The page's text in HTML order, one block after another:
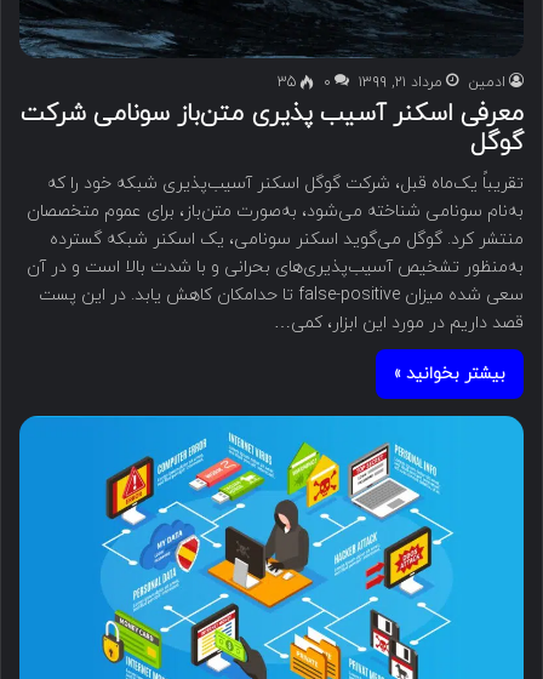
ادمین مرداد ۲۱, ۱۳۹۹ ۰ 35
معرفی اسکنر آسیب پذیری متن‌باز سونامی شرکت
گوگل
تقریباً یک‌ماه قبل، شرکت گوگل اسکنر آسیب‌پذیری شبکه خود را که
به‌نام سونامی شناخته می‌شود، به‌صورت متن‌باز، برای عموم متخصصان
منتشر کرد. گوگل می‌گوید اسکنر سونامی، یک اسکنر شبکه گسترده
به‌منظور تشخیص آسیب‌پذیری‌های بحرانی و با شدت بالا است و در آن
سعی شده میزان false-positive تا حدامکان کاهش یابد. در این پست
قصد داریم در مورد این ابزار، کمی…
بیشتر بخوانید »